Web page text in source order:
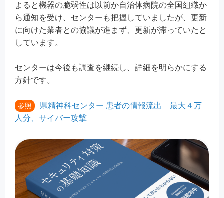
よると機器の脆弱性は以前か自治体病院の全国組織か
ら通知を受け、センターも把握していましたが、更新
に向けた業者との協議が進まず、更新が滞っていたと
しています。
センターは今後も調査を継続し、詳細を明らかにする
方針です。
参照
県精神科センター 患者の情報流出 最大４万
人分、サイバー攻撃